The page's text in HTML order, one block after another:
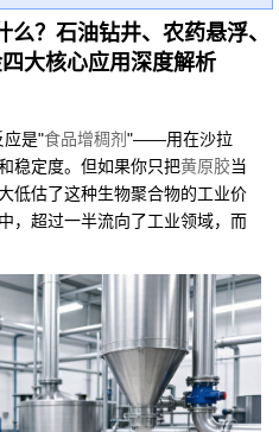
？石油钻井、农药悬浮、
大核心应用深度解析
应是"食品增稠剂"——用在沙拉
稳定度。但如果你只把黄原胶当
低估了这种生物聚合物的工业价
，超过一半流向了工业领域，而